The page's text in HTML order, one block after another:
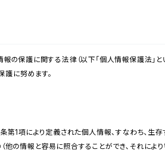
保護に関する法律（以下「個人情報保護法」と
護に努めます。
1項により定義された個人情報、すなわち、生
の情報と容易に照合することができ、それによ